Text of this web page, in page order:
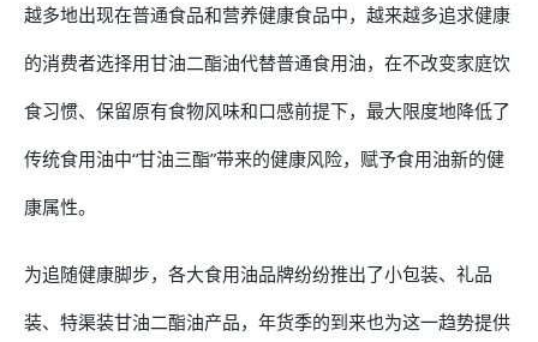
越多地出现在普通食品和营养健康食品中，越来越多追求健康
的消费者选择用甘油二酯油代替普通食用油，在不改变家庭饮
食习惯、保留原有食物风味和口感前提下，最大限度地降低了
传统食用油中“甘油三酯”带来的健康风险，赋予食用油新的健
康属性。
为追随健康脚步，各大食用油品牌纷纷推出了小包装、礼品
装、特渠装甘油二酯油产品，年货季的到来也为这一趋势提供